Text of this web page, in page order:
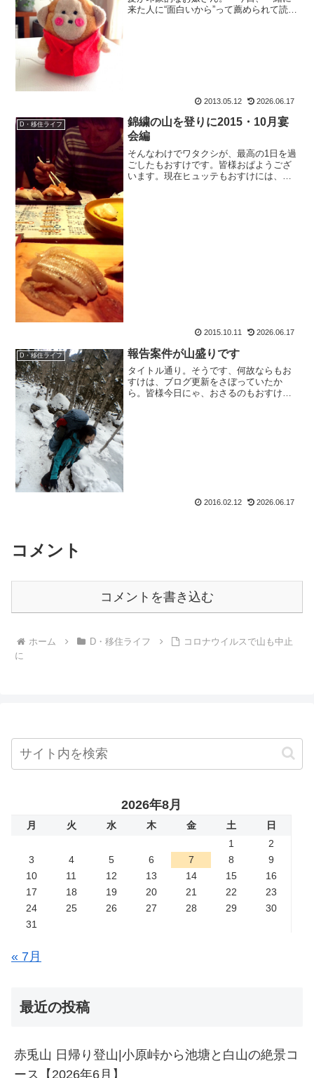
来た人に“面白いから”って薦められて読み
2013.05.12 2026.06.17
D・移住ライフ
錦繍の山を登りに2015・10月宴
会編
そんなわけでワタクシが、最高の1日を過
ごしたもおすけです。皆様おぱようござ
います。現在ヒュッテもおすけには、あ
2015.10.11 2026.06.17
D・移住ライフ 報告案件が山盛りです
タイトル通り。そうです、何故ならもお
すけは、ブログ更新をさぼっていたか
ら。皆様今日にゃ、おさるのもおすけで
2016.02.12 2026.06.17
コメント
コメントを書き込む
ホーム D・移住ライフ
コロナウイルスで山も中止
に
2026年8月
月 火 水 木 金 土
日
1
2
3
4 5 6 7 8
9
10
11 12 13 14 15
16
17
18 19 20 21 22
23
24
25 26 27 28 29
30
31
« 7月
最近の投稿
赤兎山 日帰り登山|小原峠から池塘と白山の絶景コ
ース【2026年6月】